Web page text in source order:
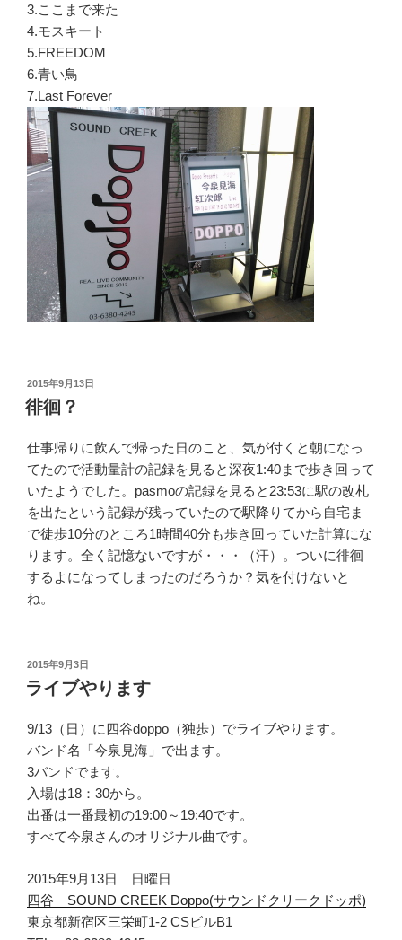
3.ここまで来た
4.モスキート
5.FREEDOM
6.青い鳥
7.Last Forever
投
稿
日:
2015年9月13日
徘徊？
仕事帰りに飲んで帰った日のこと、気が付くと朝になっ
てたので活動量計の記録を見ると深夜1:40まで歩き回って
いたようでした。pasmoの記録を見ると23:53に駅の改札
を出たという記録が残っていたので駅降りてから自宅ま
で徒歩10分のところ1時間40分も歩き回っていた計算にな
ります。全く記憶ないですが・・・（汗）。ついに徘徊
するよになってしまったのだろうか？気を付けないと
ね。
投
稿
日:
2015年9月3日
ライブやります
9/13（日）に四谷doppo（独歩）でライブやります。
バンド名「今泉見海」で出ます。
3バンドでます。
入場は18：30から。
出番は一番最初の19:00～19:40です。
すべて今泉さんのオリジナル曲です。
2015年9月13日 日曜日
四谷 SOUND CREEK Doppo(サウンドクリークドッポ)
東京都新宿区三栄町1-2 CSビルB1